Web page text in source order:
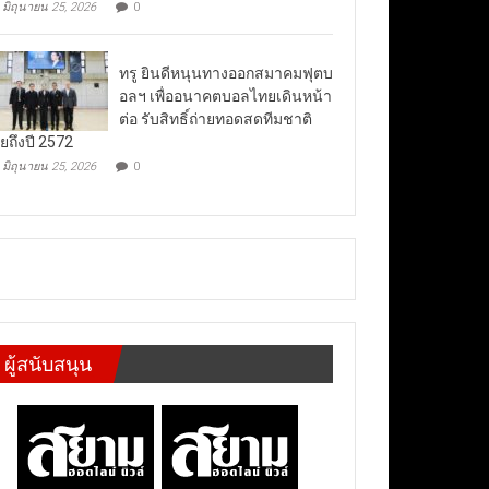
มิถุนายน 25, 2026 0
ทรู ยินดีหนุนทางออกสมาคมฟุตบ
อลฯ เพื่ออนาคตบอลไทยเดินหน้า
ต่อ รับสิทธิ์ถ่ายทอดสดทีมชาติ
ถึงปี 2572
มิถุนายน 25, 2026 0
ผู้สนับสนุน